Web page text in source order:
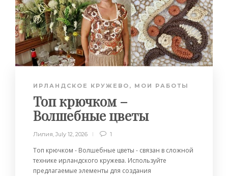
ИРЛАНДСКОЕ КРУЖЕВО , МОИ РАБОТЫ
Топ крючком –
Волшебные цветы
Лилия, July 12, 2026 1
Топ крючком - Волшебные цветы - связан в сложной
технике ирландского кружева. Используйте
предлагаемые элементы для создания